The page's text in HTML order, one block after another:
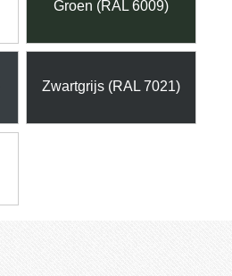
Groen (RAL 6009)
Zwartgrijs (RAL 7021)